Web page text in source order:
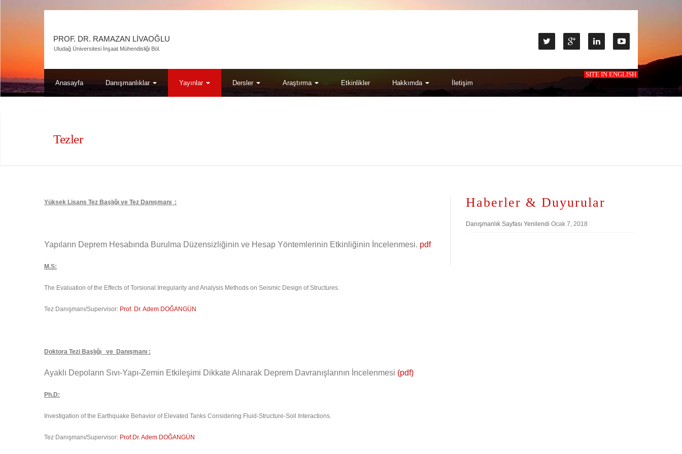
PROF. DR. RAMAZAN LIVAOĞLU
Uludağ Üniversitesi İnşaat Mühendisliği Böl.
Anasayfa Danışmanlıklar Yayınlar Dersler Araştırma Etkinlikler Hakkımda İletişim
SITE IN ENGLISH
Tezler
Yüksek Lisans Tez Başlığı ve Tez Danışmanı :
Yapıların Deprem Hesabında Burulma Düzensizliğinin ve Hesap Yöntemlerinin Etkinliğinin İncelenmesi. pdf
M.S:
The Evaluation of the Effects of Torsional Irregularity and Analysis Methods on Seismic Design of Structures.
Tez Danışmanı/Supervisor: Prof. Dr. Adem DOĞANGÜN
Doktora Tezi Başlığı ve Danışmanı :
Ayaklı Depoların Sıvı-Yapı-Zemin Etkileşimi Dikkate Alınarak Deprem Davranışlarının İncelenmesi (pdf)
Ph.D:
Investigation of the Earthquake Behavior of Elevated Tanks Considering Fluid-Structure-Soil Interactions.
Tez Danışmanı/Supervisor: Prof.Dr. Adem DOĞANGÜN
Haberler & Duyurular
Danışmanlık Sayfası Yenilendi Ocak 7, 2018